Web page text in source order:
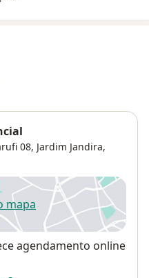
08, Jardim Jandira,
mapanum novo separador
agendamento online